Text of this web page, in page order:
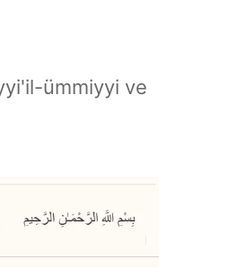
ümmiyyi ve